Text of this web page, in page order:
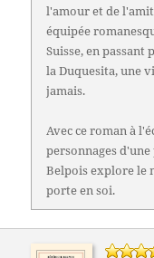
l'amour et de
équipée
Suisse, en passant
la Duquesita, une
jamais.
Avec ce roman à
personnages
Belpois explore le
porte en soi.